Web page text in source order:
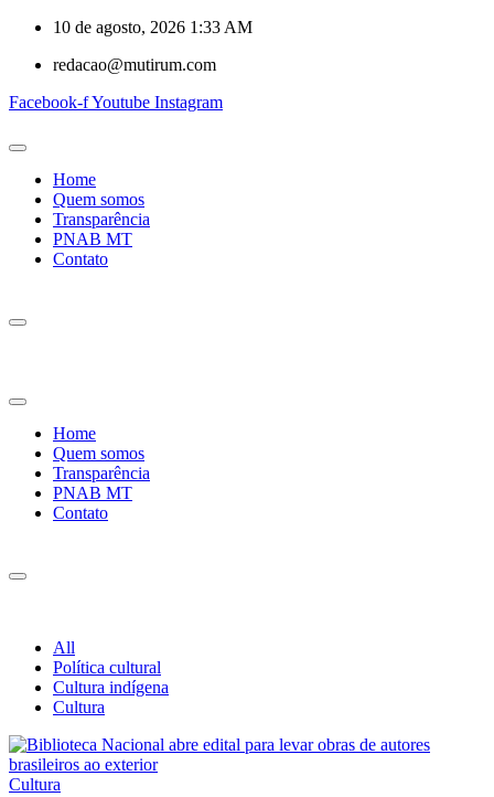
10 de agosto, 2026 1:33 AM
redacao@mutirum.com
Facebook-fYoutube Instagram
Home
Quem somos
Transparência
PNAB MT
Contato
Home
Quem somos
Transparência
PNAB MT
Contato
All
Política cultural
Cultura indígena
Cultura
Cultura